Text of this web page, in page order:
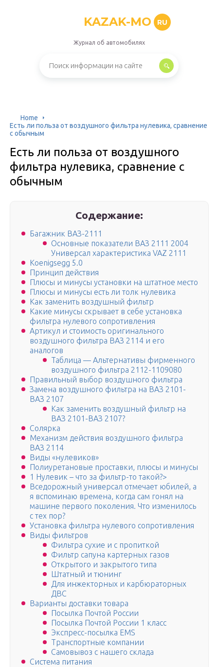
KAZAK-MO RU
Журнал об автомобилях
Home
Есть ли польза от воздушного фильтра нулевика, сравнение
с обычным
Есть ли польза от воздушного
фильтра нулевика, сравнение с
обычным
Содержание:
Багажник ВАЗ-2111
Основные показатели ВАЗ 2111 2004
Универсал характеристика VAZ 2111
Koenigsegg 5.0
Принцип действия
Плюсы и минусы установки на штатное место
Плюсы и минусы есть ли толк нулевика
Как заменить воздушный фильтр
Какие минусы скрывает в себе установка
фильтра нулевого сопротивления
Артикул и стоимость оригинального
воздушного фильтра ВАЗ 2114 и его
аналогов
Таблица — Альтернативы фирменного
воздушного фильтра 2112-1109080
Правильный выбор воздушного фильтра
Замена воздушного фильтра на ВАЗ 2101-
ВАЗ 2107
Как заменить воздушный фильтр на
ВАЗ 2101-ВАЗ 2107?
Солярка
Механизм действия воздушного фильтра
ВАЗ 2114
Виды «нулевиков»
Полиуретановые проставки, плюсы и минусы
1 Нулевик – что за фильтр-то такой?>
Вcедорожный универсал отмечает юбилей, а
я вспоминаю времена, когда сам гонял на
машине первого поколения. Что изменилось
с тех пор?
Установка фильтра нулевого сопротивления
Виды фильтров
Фильтра сухие и с пропиткой
Фильтр сапуна картерных газов
Открытого и закрытого типа
Штатный и тюнинг
Для инжекторных и карбюраторных
ДВС
Варианты доставки товара
Посылка Почтой России
Посылка Почтой России 1 класс
Экспресс-посылка EMS
Транспортные компании
Самовывоз с нашего склада
Система питания